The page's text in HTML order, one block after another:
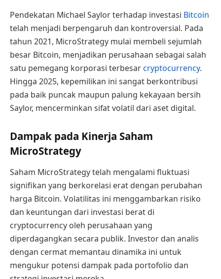
Pendekatan Michael Saylor terhadap investasi Bitcoin
telah menjadi berpengaruh dan kontroversial. Pada
tahun 2021, MicroStrategy mulai membeli sejumlah
besar Bitcoin, menjadikan perusahaan sebagai salah
satu pemegang korporasi terbesarcryptocurrency.
Hingga 2025, kepemilikan ini sangat berkontribusi
pada baik puncak maupun palung kekayaan bersih
Saylor, mencerminkan sifat volatil dari aset digital.
Dampak pada Kinerja Saham
MicroStrategy
Saham MicroStrategy telah mengalami fluktuasi
signifikan yang berkorelasi erat dengan perubahan
harga Bitcoin. Volatilitas ini menggambarkan risiko
dan keuntungan dari investasi berat di
cryptocurrency oleh perusahaan yang
diperdagangkan secara publik. Investor dan analis
dengan cermat memantau dinamika ini untuk
mengukur potensi dampak pada portofolio dan